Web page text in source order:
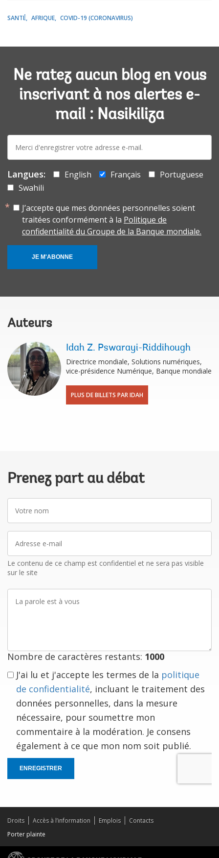
SANTÉ AFRIQUE COVID-19 (CORONAVIRUS)
Ne ratez aucun blog en vous
inscrivant à nos alertes e-
mail : Nasikiliza
mail:
Langues: English Français
Portuguese
Swahili
J’accepte que mes données personnelles soient
traitées conformément à la Politique de
confidentialité du Groupe de la Banque mondiale.
JE M'ABONNE
Auteurs
Idah Z. Pswarayi-Riddihough
Directrice mondiale, Solutions numériques,
vice-présidence Numérique, Banque mondiale
PLUS DE BILLETS PAR IDAH
Prenez part au débat
nom
mail
Le contenu de ce champ est confidentiel et ne sera pas visible
sur le site
parole
Nombre de caractères restants: 1000
J'ai lu et j'accepte les termes de la politique
de confidentialité, incluant le traitement des
données personnelles, dans la mesure
nécessaire, pour soumettre mon
commentaire à la modération. Je consens
également à ce que mon nom soit publié.
ENREGISTRER
Droits Accès à l’information Emplois
Contacts
Porter plainte